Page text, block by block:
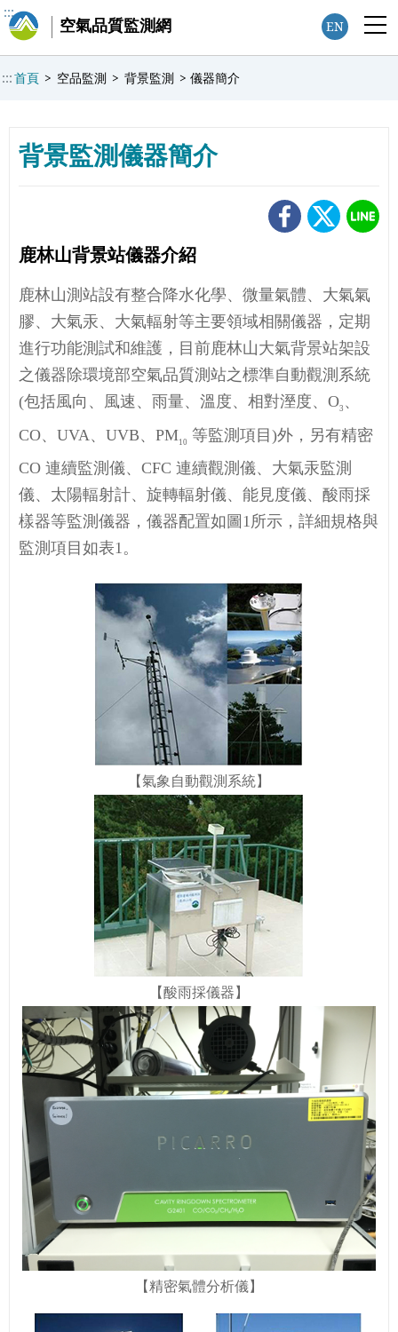
空氣品質監測網
:::
EN
:::首頁 > 空品監測 > 背景監測 > 儀器簡介
背景監測儀器簡介
鹿林山背景站儀器介紹
鹿林山測站設有整合降水化學、微量氣體、大氣氣
膠、大氣汞、大氣輻射等主要領域相關儀器，定期
進行功能測試和維護，目前鹿林山大氣背景站架設
之儀器除環境部空氣品質測站之標準自動觀測系統
(包括風向、風速、雨量、溫度、相對溼度、O3 、
CO、UVA、UVB、PM10
等監測項目)外，另有精密
CO 連續監測儀、CFC 連續觀測儀、大氣汞監測
儀、太陽輻射計、旋轉輻射儀、能見度儀、酸雨採
樣器等監測儀器，儀器配置如圖1所示，詳細規格與
監測項目如表1。
【氣象自動觀測系統】
【酸雨採儀器】
【精密氣體分析儀】